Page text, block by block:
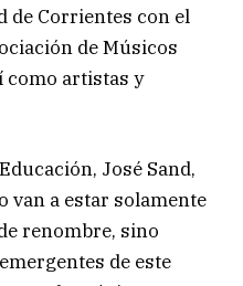
de Corrientes con el
de Músicos
como artistas y
José Sand,
van a estar solamente
renombre, sino
de este